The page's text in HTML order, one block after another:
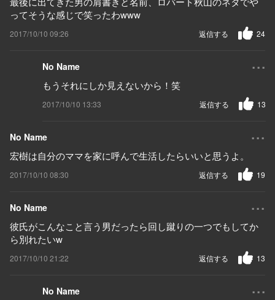
ってそうな感じで笑ったわwww
2017/10/10 09:26 24
返信する
No Name ...
もうそれにしか見えないから！笑
2017/10/10 13:33 13
返信する
No Name ...
宏樹は自分のママを家に呼んで生活したらいいと思うよ。
2017/10/10 08:30 19
返信する
No Name ...
彼氏がこんなこと言う男だったら回し蹴りの一つでもしてか
ら別れたいw
2017/10/10 21:22 13
返信する
No Name ...